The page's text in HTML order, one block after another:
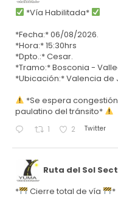
*Vía Habilitada*
*Fecha:* 06/08/2026.
*Hora:* 15:30hrs
*Dpto.:* Cesar.
*Tramo:* Bosconia -
*Ubicación:* Valencia de
*Se espera
paulatino del tránsito*
1 2 Twitter
Ruta del Sol
* Cierre total de vía
*